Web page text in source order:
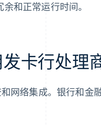
和正常运行时间。
卡行处理
网络集成。银行和金